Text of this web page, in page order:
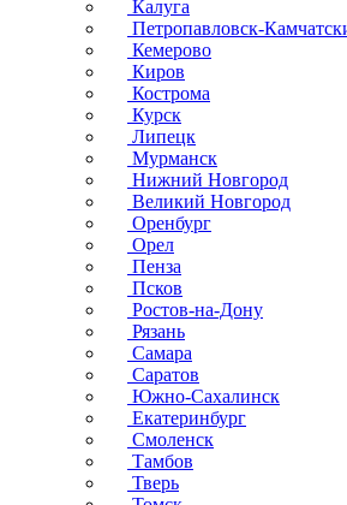
Калуга
Петропавловск-
Кемерово
Киров
Кострома
Курск
Липецк
Мурманск
Нижний Новгород
Великий Новгород
Оренбург
Орел
Пенза
Псков
Ростов-на-Дону
Рязань
Самара
Саратов
Южно-Сахалинск
Екатеринбург
Смоленск
Тамбов
Тверь